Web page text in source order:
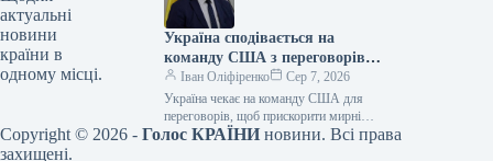
актуальні
новини
країни в
одному місці.
Спеціалізованою…
Україна сподівається на
команду США з переговорів
для посилення мирних
ініціатив – Сибіга
Іван Оліфіренко
Сер 7, 2026
Україна чекає на команду США для
переговорів, щоб прискорити мирні
ініціативи – Сибіга 06.08.2026 12:42
Copyright © 2026 - Голос КРАЇНИ новини. Всі права
захищені.